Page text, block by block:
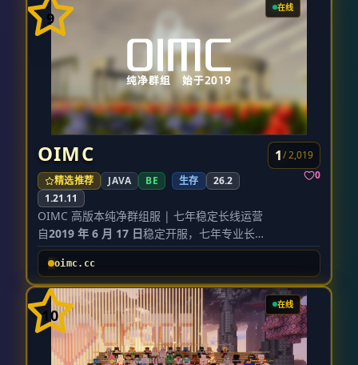
9
在线
OIMC
精选推荐 JAVA BE 生存
26.2
1.21.11
OIMC 高版本纯净群组服 | 七年稳定长线运营
自2019 年 6 月 17 日稳定开服，七年专业长期
运营，绝不跑路、不随意魔改，社区氛围干净
纯粹，主打安稳长线游玩体验！
本周目全面升级群组架构，多分区同步开放，
适配休闲养老、建筑创作、红石生电、PVP 混
战等各类玩法，各类玩家都能找到适配自己的
游玩板块。
全服内置90 + 特色生物群系，地貌景观丰富多
1/ 2,019
0
oimc.cc
10
在线